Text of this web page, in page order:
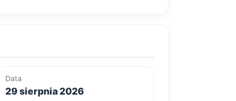
Data
29 sierpnia 2026